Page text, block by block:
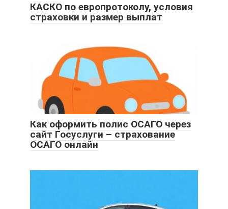
КАСКО по европротоколу, условия
страховки и размер выплат
Как оформить полис ОСАГО через
сайт Госуслуги – страхование
ОСАГО онлайн